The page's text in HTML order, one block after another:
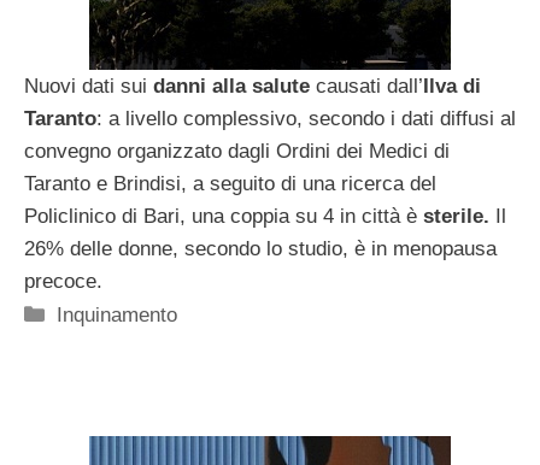
Nuovi dati sui danni alla salute causati dall’Ilva di
Taranto: a livello complessivo, secondo i dati diffusi al
convegno organizzato dagli Ordini dei Medici di
Taranto e Brindisi, a seguito di una ricerca del
Policlinico di Bari, una coppia su 4 in città è sterile. Il
26% delle donne, secondo lo studio, è in menopausa
precoce.
Categorie
Inquinamento